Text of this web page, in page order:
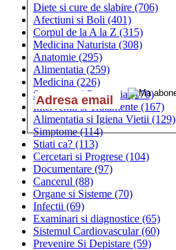
Diete si cure de slabire (706)
Afectiuni si Boli (401)
Corpul de la A la Z (315)
Medicina Naturista (308)
Anatomie (295)
Alimentatia (259)
Medicina (226)
Sanatatea si Preventia(170)
Interventii si Tratamente (167)
Alimentatia si Igiena Vietii (129)
Simptome(114)
Stiati ca? (113)
Cercetari si Progrese (104)
Documentare (97)
Cancerul (88)
Organe si Sisteme (70)
Infectii (69)
Examinari si diagnostice (65)
Sistemul Cardiovascular(60)
Prevenire Si Depistare (59)